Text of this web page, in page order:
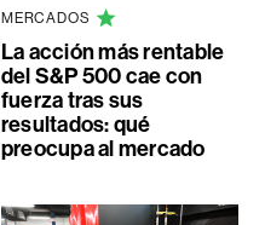
MERCADOS
La acción más rentable
del S&P 500 cae con
fuerza tras sus
resultados: qué
preocupa al mercado